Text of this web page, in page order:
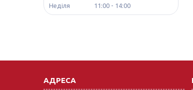
Неділя
11:00 14:00